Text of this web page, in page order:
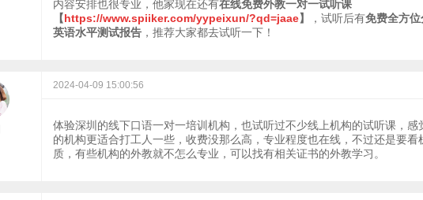
内容安排也很专业，他家现在还有在线免费外教一对一试听课
【https://www.spiiker.com/yypeixun/?qd=jaae】 ，试听后有免费全方
英语水平测试报告 ，推荐大家都去试听一下！
2024-04-09 15:00:56
体验深圳的线下口语一对一培训机构，也试听过不少线上机构的试听课，感
的机构更适合打工人一些，收费没那么高，专业程度也在线，不过还是要看
质，有些机构的外教就不怎么专业，可以找有相关证书的外教学习。